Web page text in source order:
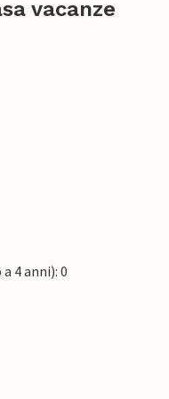
vacanze
4 anni): 0